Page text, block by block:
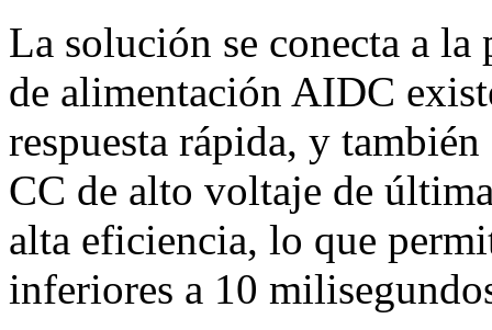
La solución se conecta a
de alimentación AIDC
respuesta rápida, y
CC de alto voltaje de
alta eficiencia, lo que
inferiores a 10